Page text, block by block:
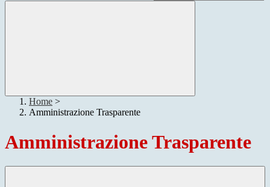
Home >
Amministrazione Trasparente
Amministrazione Trasparente